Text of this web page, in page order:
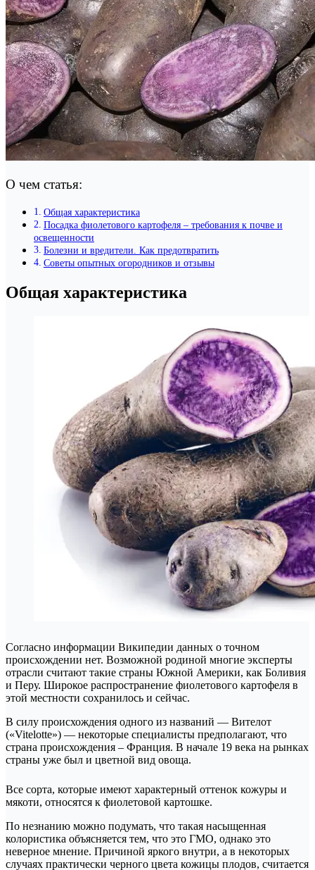
О чем статья:
Общая характеристика
Посадка фиолетового картофеля – требования к почве и
освещенности
Болезни и вредители. Как предотвратить
Советы опытных огородников и отзывы
Общая характеристика
Согласно информации Википедии данных о точном
происхождении нет. Возможной родиной многие эксперты
отрасли считают такие страны Южной Америки, как Боливия
и Перу. Широкое распространение фиолетового картофеля в
этой местности сохранилось и сейчас.
В силу происхождения одного из названий — Вителот
(«Vitelotte») — некоторые специалисты предполагают, что
страна происхождения – Франция. В начале 19 века на рынках
страны уже был и цветной вид овоща.
Все сорта, которые имеют характерный оттенок кожуры и
мякоти, относятся к фиолетовой картошке.
По незнанию можно подумать, что такая насыщенная
колористика объясняется тем, что это ГМО, однако это
неверное мнение. Причиной яркого внутри, а в некоторых
случаях практически черного цвета кожицы плодов, считается